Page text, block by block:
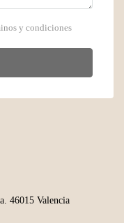
y condiciones
46015 Valencia